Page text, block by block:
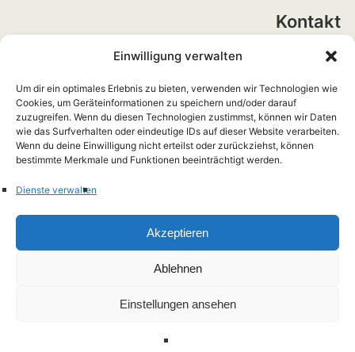
Einwilligung verwalten
Um dir ein optimales Erlebnis zu bieten, verwenden wir Technologien wie
Cookies, um Geräteinformationen zu speichern und/oder darauf
zuzugreifen. Wenn du diesen Technologien zustimmst, können wir Daten
wie das Surfverhalten oder eindeutige IDs auf dieser Website verarbeiten.
Wenn du deine Einwilligung nicht erteilst oder zurückziehst, können
bestimmte Merkmale und Funktionen beeinträchtigt werden.
Dienste verwalten
Akzeptieren
Ablehnen
Einstellungen ansehen
Kontakt
Realschule Bramsche
Heinrichstraße 7
49565 Bramsche
+49 5461 703899-0
Datenschutzerklärung
WordPress/ Academica WordPress-Theme von